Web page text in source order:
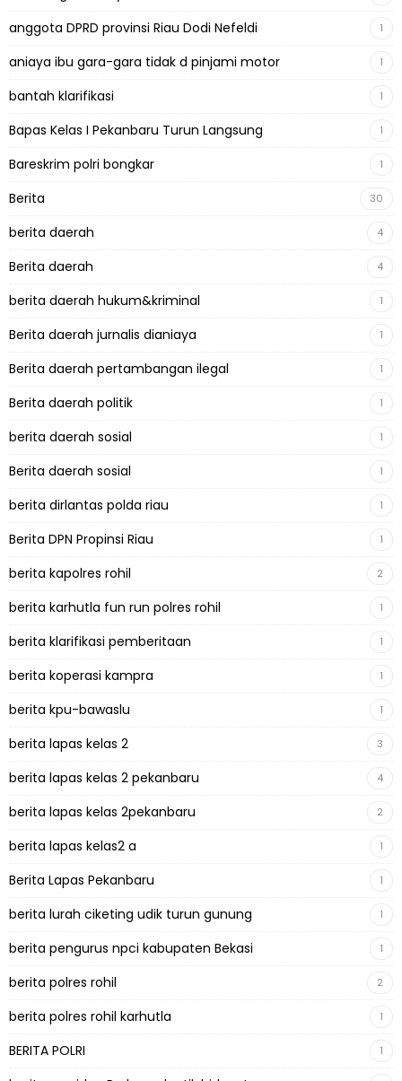
anggota DPRD provinsi Riau Dodi Nefeldi 1
aniaya ibu gara-gara tidak d pinjami motor 1
bantah klarifikasi 1
Bapas Kelas I Pekanbaru Turun Langsung 1
Bareskrim polri bongkar 1
Berita 30
berita daerah 4
Berita daerah 4
berita daerah hukum&kriminal 1
Berita daerah jurnalis dianiaya 1
Berita daerah pertambangan ilegal 1
Berita daerah politik 1
berita daerah sosial 1
Berita daerah sosial 1
berita dirlantas polda riau 1
Berita DPN Propinsi Riau 1
berita kapolres rohil 2
berita karhutla fun run polres rohil 1
berita klarifikasi pemberitaan 1
berita koperasi kampra 1
berita kpu-bawaslu 1
berita lapas kelas 2 3
berita lapas kelas 2 pekanbaru 4
berita lapas kelas 2pekanbaru 2
berita lapas kelas2 a 1
Berita Lapas Pekanbaru 1
berita lurah ciketing udik turun gunung 1
berita pengurus npci kabupaten Bekasi 1
berita polres rohil 2
berita polres rohil karhutla 1
BERITA POLRI 1